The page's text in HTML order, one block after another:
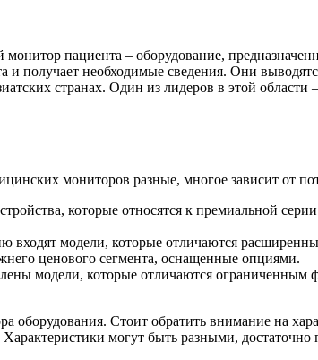
пациента – оборудование,
и получает необходимые сведения. Они
странах. Один из лидеров в этой области
мониторов разные, многое зависит от
которые относятся к премиальной
входят модели, которые отличаются
ценового сегмента, оснащенные опциями.
модели, которые отличаются
оборудования. Стоит обратить внимание на
Характеристики могут быть разными,